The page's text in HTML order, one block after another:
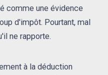
comme une évidence
d'impôt. Pourtant, mal
ne rapporte.
à la déduction